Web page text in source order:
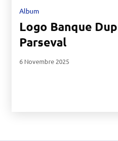
Album
Logo Banque
Parseval
6 Novembre 2025